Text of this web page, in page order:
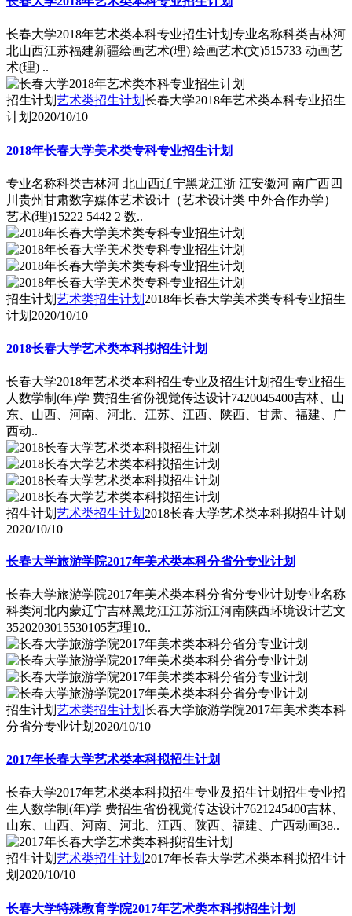
长春大学2018年艺术类本科专业招生计划专业名称科类吉林河
北山西江苏福建新疆绘画艺术(理) 绘画艺术(文)515733 动画艺
术(理) ..
招生计划 艺术类招生计划 长春大学2018年艺术类本科专业招生
计划 2020/10/10
2018年长春大学美术类专科专业招生计划
专业名称科类吉林河 北山西辽宁黑龙江浙 江安徽河 南广西四
川贵州甘肃数字媒体艺术设计（艺术设计类 中外合作办学）
艺术(理)15222 5442 2 数..
招生计划 艺术类招生计划 2018年长春大学美术类专科专业招生
计划 2020/10/10
2018长春大学艺术类本科拟招生计划
长春大学2018年艺术类本科招生专业及招生计划招生专业招生
人数学制(年)学 费招生省份视觉传达设计7420045400吉林、山
东、山西、河南、河北、江苏、江西、陕西、甘肃、福建、广
西动..
招生计划 艺术类招生计划 2018长春大学艺术类本科拟招生计划
2020/10/10
长春大学旅游学院2017年美术类本科分省分专业计划
长春大学旅游学院2017年美术类本科分省分专业计划专业名称
科类河北内蒙辽宁吉林黑龙江江苏浙江河南陕西环境设计艺文
3520203015530105艺理10..
招生计划 艺术类招生计划 长春大学旅游学院2017年美术类本科
分省分专业计划 2020/10/10
2017年长春大学艺术类本科拟招生计划
长春大学2017年艺术类本科拟招生专业及招生计划招生专业招
生人数学制(年)学 费招生省份视觉传达设计7621245400吉林、
山东、山西、河南、河北、江西、陕西、福建、广西动画38..
招生计划 艺术类招生计划 2017年长春大学艺术类本科拟招生计
划 2020/10/10
长春大学特殊教育学院2017年艺术类本科拟招生计划